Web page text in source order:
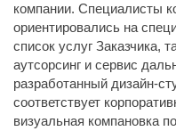
компании. Специалисты
ориентировались на
список услуг Заказчика,
аутсорсинг и сервис
разработанный дизайн-
соответствует
визуальная компановка